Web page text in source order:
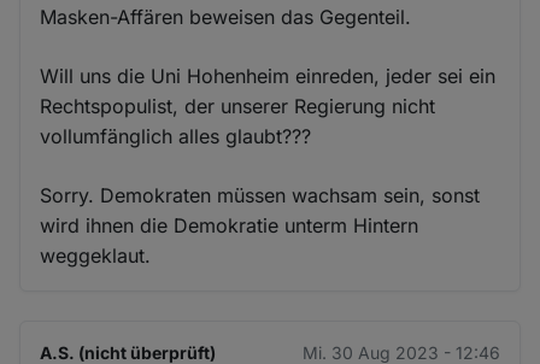
Masken-Affären beweisen das Gegenteil.
Will uns die Uni Hohenheim einreden, jeder sei ein
Rechtspopulist, der unserer Regierung nicht
vollumfänglich alles glaubt???
Sorry. Demokraten müssen wachsam sein, sonst
wird ihnen die Demokratie unterm Hintern
weggeklaut.
A.S. (nicht überprüft) Mi. 30 Aug 2023 - 12:46